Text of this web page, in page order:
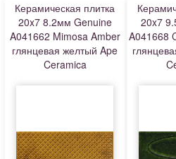
Керамическая плитка
20x7 8.2мм Genuine
A041662 Mimosa Amber
глянцевая желтый Ape
Ceramica
20x7
A041668